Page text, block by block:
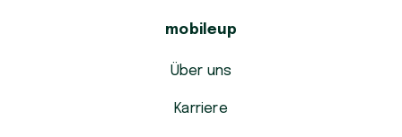
mobileup
Über uns
Karriere